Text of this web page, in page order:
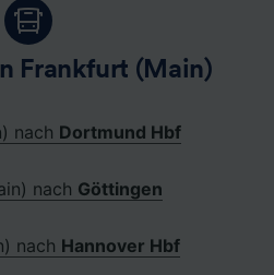
Frankfurt (Main)
nach Dortmund Hbf
nach Göttingen
nach Hannover Hbf